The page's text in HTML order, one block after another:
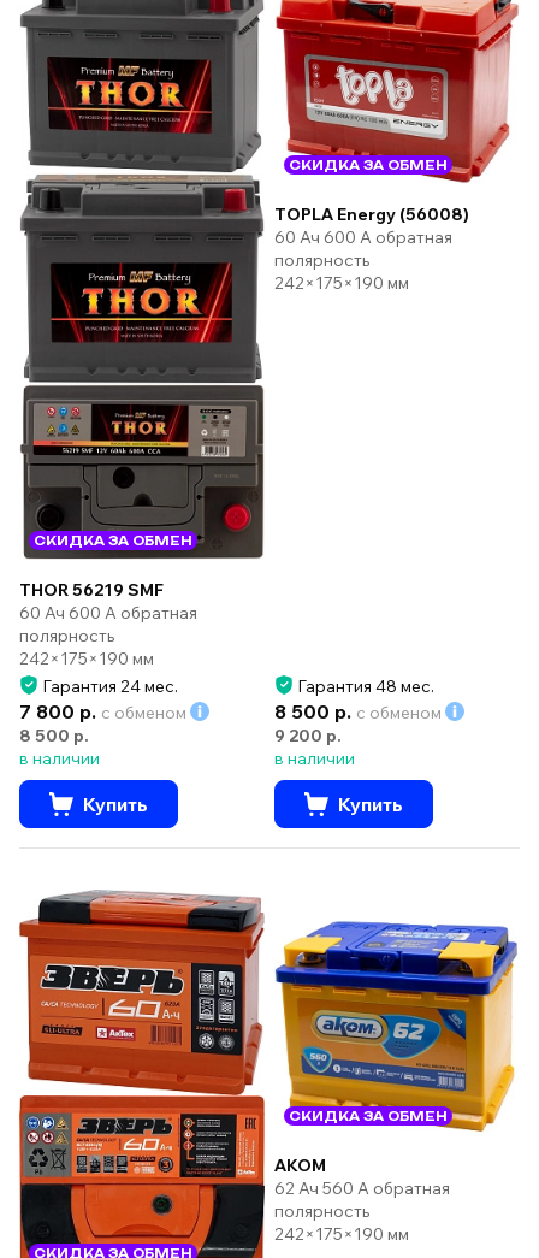
СКИДКА ЗА ОБМЕН
THOR 56219 SMF
60 Ач 600 А обратная
полярность
242×175×190 мм
Гарантия 24 мес.
7 800 р. с обменом
8 500 р.
в наличии
Купить
СКИДКА ЗА ОБМЕН
TOPLA Energy (56008)
60 Ач 600 А обратная
полярность
242×175×190 мм
Гарантия 48 мес.
8 500 р. с обменом
9 200 р.
в наличии
Купить
СКИДКА ЗА ОБМЕН
СКИДКА ЗА ОБМЕН
AKOM
62 Ач 560 А обратная
полярность
242×175×190 мм